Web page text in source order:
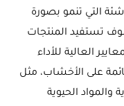
التي تنمو بصورة
تستفيد المنتجات
العالية للأداء
على الأخشاب، مثل
والمواد الحيوية